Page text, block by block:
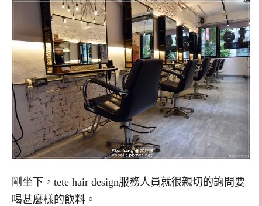
剛坐下，tete hair design服務人員就很親切的詢問要
喝甚麼樣的飲料。